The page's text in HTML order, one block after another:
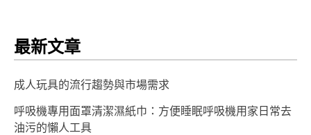
最新文章
成人玩具的流行趨勢與市場需求
呼吸機專用面罩清潔濕紙巾：方便睡眠呼吸機用家日常去
油污的懶人工具